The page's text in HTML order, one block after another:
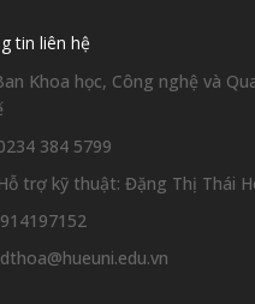
tin liên hệ
Khoa học, Công nghệ và
384 5799
Hỗ trợ kỹ thuật: Đặng Thị Thái
dthoa@hueuni.edu.vn